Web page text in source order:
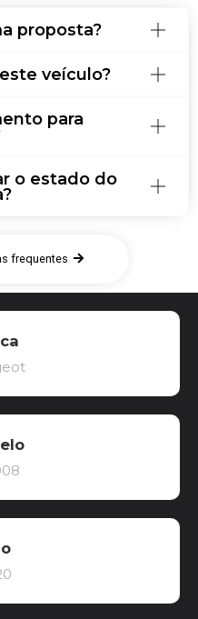
proposta?
veículo?
para
o estado do
frequentes